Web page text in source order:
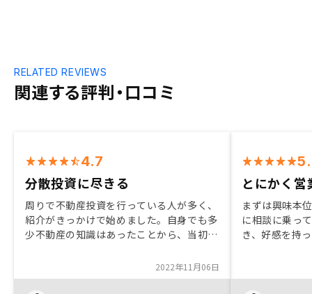
関連する評判・口コミ
RELATED REVIEWS
4.7
分散投資に尽きる
周りで不動産投資を行っている人が多く、
紹介がきっかけで始めました。自身でも多
少不動産の知識はあったことから、当初は
を聞きました。メリットデメリットを自分
なりに理解し、担当からタイミングよく良
2022年11月06日
とにかく
まずは興味本
に相談に乗っ
き、好感を持
問するように